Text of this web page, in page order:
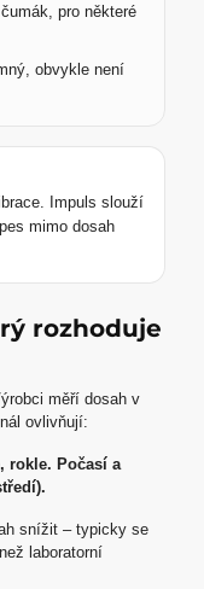
pro některé
obvykle není
Impuls slouží
mimo dosah
rozhoduje
měří dosah v
ovlivňují:
rokle. Počasí a
snížit – typicky se
laboratorní